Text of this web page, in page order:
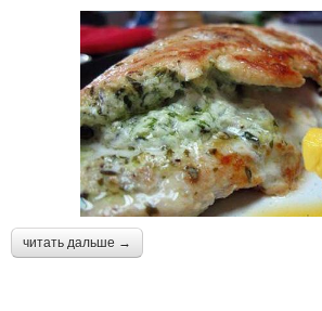
читать дальше →